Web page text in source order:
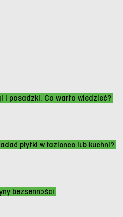
i posadzki. Co warto wiedzieć?
płytki w łazience lub kuchni?
bezsenności